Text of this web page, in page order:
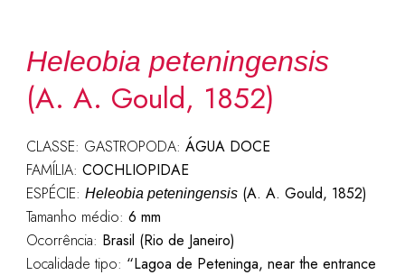
Heleobia peteningensis
(A. A. Gould, 1852)
CLASSE: GASTROPODA: ÁGUA DOCE
FAMÍLIA: COCHLIOPIDAE
ESPÉCIE: Heleobia peteningensis(A. A. Gould, 1852)
Tamanho médio: 6 mm
Ocorrência: Brasil (Rio de Janeiro)
Localidade tipo: “Lagoa de Peteninga, near the entrance